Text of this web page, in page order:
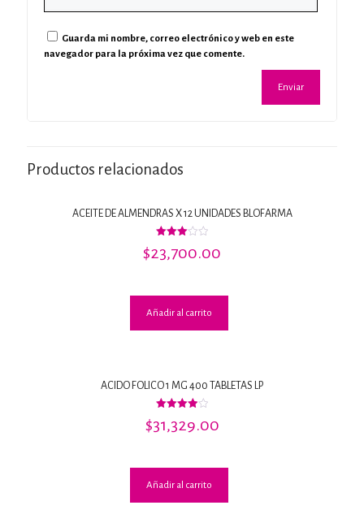
Guarda mi nombre, correo electrónico y web en este
navegador para la próxima vez que comente.
Productos relacionados
ACEITE DE ALMENDRAS X 12 UNIDADES BLOFARMA
con
$23,700.00
Añadir al carrito
ACIDO FOLICO 1 MG 400 TABLETAS LP
con
$31,329.00
Añadir al carrito